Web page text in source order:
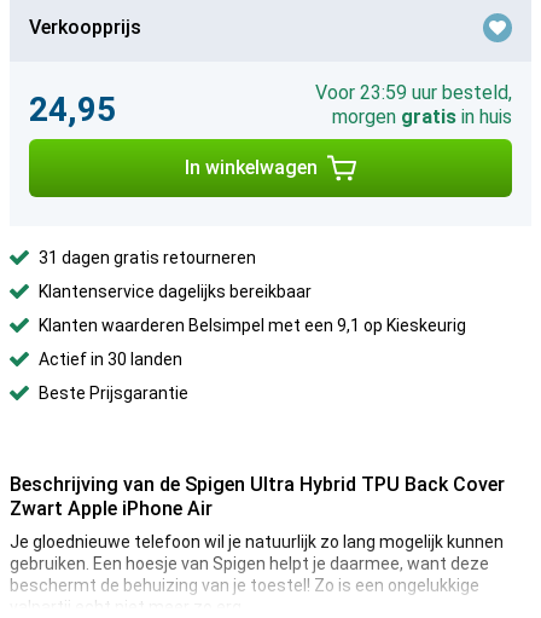
Verkoopprijs
24,95
Voor 23:59 uur besteld,
morgen gratis in huis
In winkelwagen
31 dagen gratis retourneren
Klantenservice dagelijks bereikbaar
Klanten waarderen Belsimpel met een 9,1 op Kieskeurig
Actief in 30 landen
Beste Prijsgarantie
Beschrijving van de Spigen Ultra Hybrid TPU Back Cover
Zwart Apple iPhone Air
Je gloednieuwe telefoon wil je natuurlijk zo lang mogelijk kunnen
gebruiken. Een hoesje van Spigen helpt je daarmee, want deze
beschermt de behuizing van je toestel! Zo is een ongelukkige
valpartij echt niet meer zo erg.